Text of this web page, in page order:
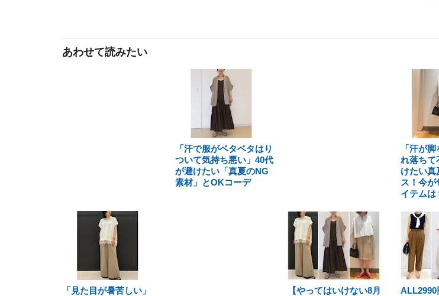
あわせて読みたい
「汗で服がベタベタはり
ついて気持ち悪い」40代
が避けたい「真夏のNG
素材」とOKコーデ
「汗が
れ落ちて
けたい真
ス！今が
イテムは
「見た目が暑苦しい」
【やってはいけない8月
ALL2990